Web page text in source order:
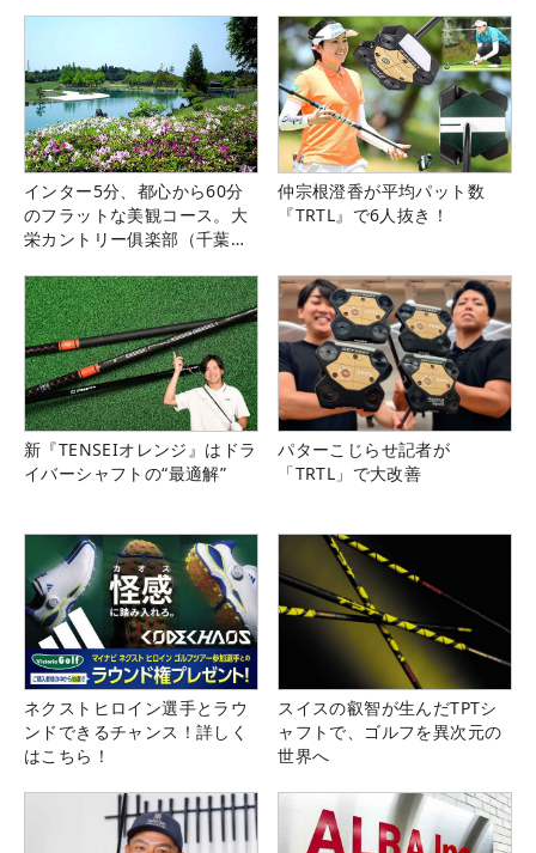
インター5分、都心から60分
のフラットな美観コース。大
栄カントリー俱楽部（千葉
仲宗根澄香が平均パット数
『TRTL』で6人抜き！
新『TENSEIオレンジ』はドラ
イバーシャフトの“最適解”
パターこじらせ記者が
「TRTL」で大改善
ネクストヒロイン選手とラウ
ンドできるチャンス！詳しく
はこちら！
スイスの叡智が生んだTPTシ
ャフトで、ゴルフを異次元の
世界へ